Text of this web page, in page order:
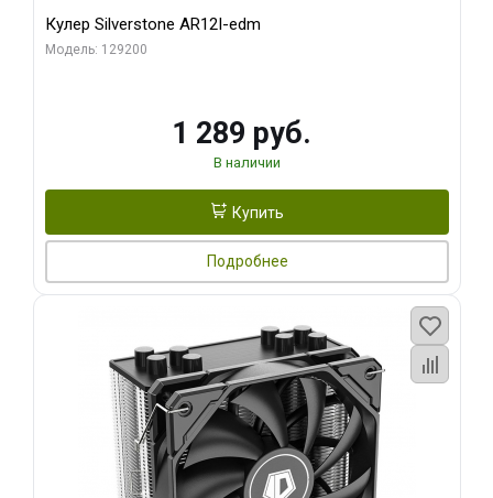
Кулер Silverstone AR12I-edm
Модель: 129200
1 289 руб.
В наличии
Купить
Подробнее